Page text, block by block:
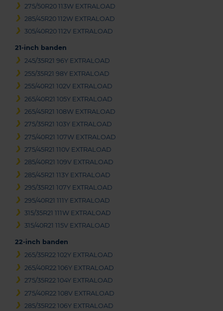
275/50R20 113W EXTRALOAD
285/45R20 112W EXTRALOAD
305/40R20 112V EXTRALOAD
21-inch banden
245/35R21 96Y EXTRALOAD
255/35R21 98Y EXTRALOAD
255/40R21 102V EXTRALOAD
265/40R21 105Y EXTRALOAD
265/45R21 108W EXTRALOAD
275/35R21 103Y EXTRALOAD
275/40R21 107W EXTRALOAD
275/45R21 110V EXTRALOAD
285/40R21 109V EXTRALOAD
285/45R21 113Y EXTRALOAD
295/35R21 107Y EXTRALOAD
295/40R21 111Y EXTRALOAD
315/35R21 111W EXTRALOAD
315/40R21 115V EXTRALOAD
22-inch banden
265/35R22 102Y EXTRALOAD
265/40R22 106Y EXTRALOAD
275/35R22 104Y EXTRALOAD
275/40R22 108V EXTRALOAD
285/35R22 106Y EXTRALOAD